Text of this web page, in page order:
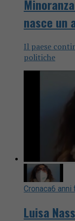
nasce un
Il paese
politiche
Cronaca6 anni
Luisa